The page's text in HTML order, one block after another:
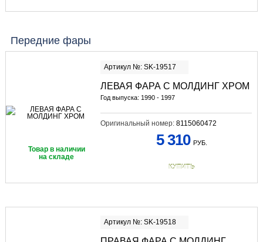
Передние фары
Артикул №: SK-19517
ЛЕВАЯ ФАРА С МОЛДИНГ ХРОМ
Год выпуска: 1990 - 1997
Оригинальный номер: 8115060472
Товар в наличии
на складе
5 310 РУБ.
КУПИТЬ
Артикул №: SK-19518